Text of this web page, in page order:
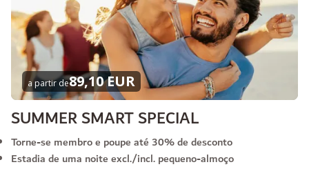
a partir de89,10 EUR
SUMMER SMART SPECIAL
Torne-se membro e poupe até 30% de desconto
Estadia de uma noite excl./incl. pequeno-almoço